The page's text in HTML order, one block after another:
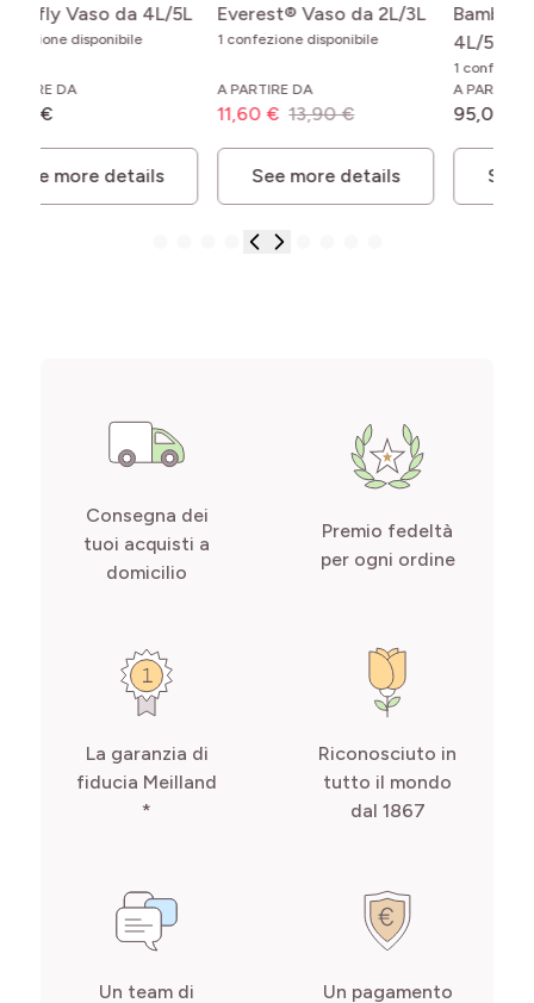
Bambou moyen Pot de
4L/5L
A PARTIRE DA
95,00 €
See more details
1 confezione disponibile
A PARTIRE DA
18,90 €
See more details
Consegna dei
tuoi acquisti a
domicilio
Premio fedeltà
per ogni ordine
La garanzia di
fiducia Meilland
*
Riconosciuto in
tutto il mondo
dal 1867
Un team di
Un pagamento